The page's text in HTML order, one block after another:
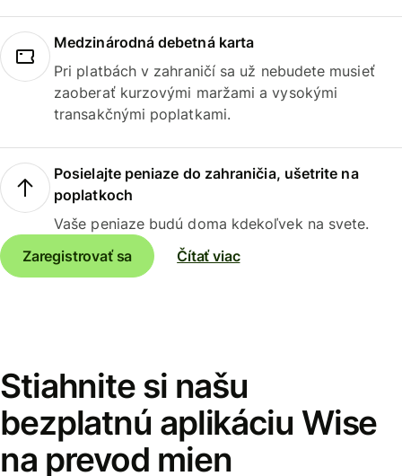
Medzinárodná debetná karta
Pri platbách v zahraničí sa už nebudete musieť
zaoberať kurzovými maržami a vysokými
transakčnými poplatkami.
Posielajte peniaze do zahraničia, ušetrite na
poplatkoch
Vaše peniaze budú doma kdekoľvek na svete.
Zaregistrovať sa
Čítať viac
Stiahnite si našu
bezplatnú aplikáciu Wise
na prevod mien